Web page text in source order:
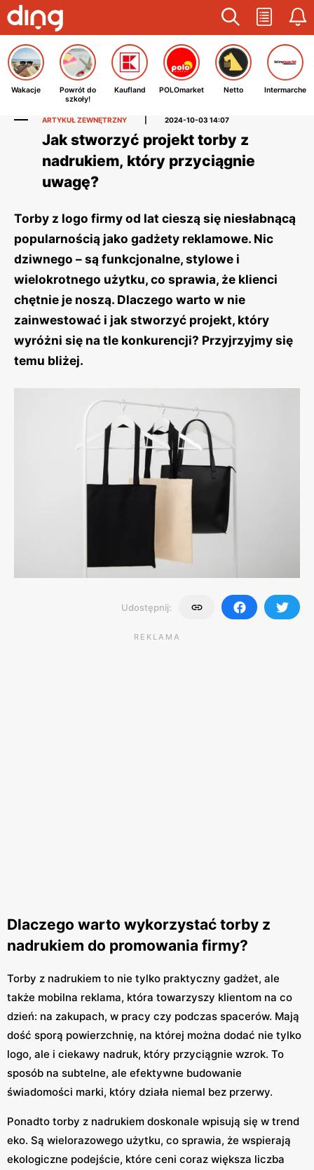
Wakacje
Powrót do
szkoły!
Kaufland POLOmarket Netto Intermarche
ARTYKUŁ ZEWNĘTRZNY 2024-10-03 14:07
Jak stworzyć projekt torby z
nadrukiem, który przyciągnie
uwagę?
Torby z logo firmy od lat cieszą się niesłabnącą
popularnością jako gadżety reklamowe. Nic
dziwnego – są funkcjonalne, stylowe i
wielokrotnego użytku, co sprawia, że klienci
chętnie je noszą. Dlaczego warto w nie
zainwestować i jak stworzyć projekt, który
wyróżni się na tle konkurencji? Przyjrzyjmy się
temu bliżej.
Udostępnij:
REKLAMA
Dlaczego warto wykorzystać torby z
nadrukiem do promowania firmy?
Torby z nadrukiem to nie tylko praktyczny gadżet, ale
także mobilna reklama, która towarzyszy klientom na co
dzień: na zakupach, w pracy czy podczas spacerów. Mają
dość sporą powierzchnię, na której można dodać nie tylko
logo, ale i ciekawy nadruk, który przyciągnie wzrok. To
sposób na subtelne, ale efektywne budowanie
świadomości marki, który działa niemal bez przerwy.
Ponadto torby z nadrukiem doskonale wpisują się w trend
eko. Są wielorazowego użytku, co sprawia, że wspierają
ekologiczne podejście, które ceni coraz większa liczba